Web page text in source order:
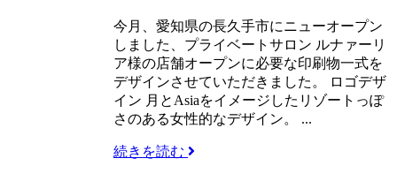
今月、愛知県の長久手市にニューオープン
しました、プライベートサロン ルナァーリ
ア様の店舗オープンに必要な印刷物一式を
デザインさせていただきました。 ロゴデザ
イン 月とAsiaをイメージしたリゾートっぽ
さのある女性的なデザイン。 ...
続きを読む